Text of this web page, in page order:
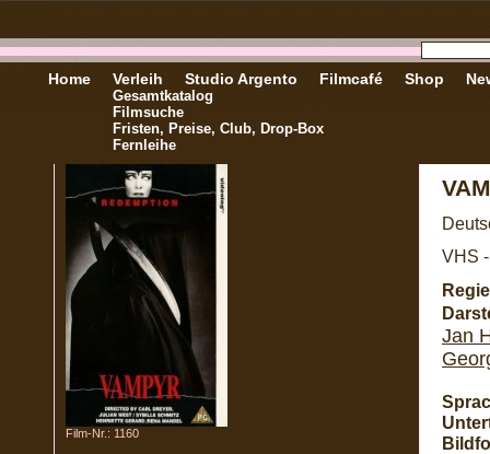
Home Verleih
Gesamtkatalog
Filmsuche
Fristen, Preise, Club, Drop-Box
Fernleihe
Studio Argento Filmcafé Shop
Film-Nr.: 1160
VHS
Jan